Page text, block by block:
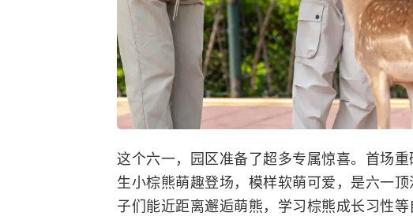
这个六一，园区准备了超多专属惊喜。首场
生小棕熊萌趣登场，模样软萌可爱，是六一
子们能近距离邂逅萌熊，学习棕熊成长习性